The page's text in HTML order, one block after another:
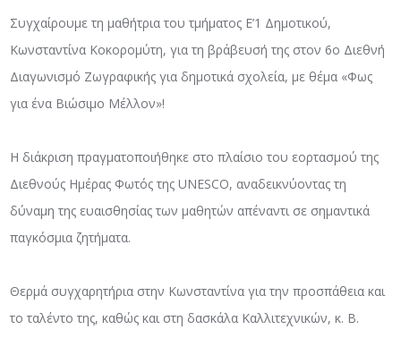
Συγχαίρουμε τη μαθήτρια του τμήματος Ε’1 Δημοτικού,
Κωνσταντίνα Κοκορομύτη, για τη βράβευσή της στον 6ο Διεθνή
Διαγωνισμό Ζωγραφικής για δημοτικά σχολεία, με θέμα «Φως
για ένα Βιώσιμο Μέλλον»!
Η διάκριση πραγματοποιήθηκε στο πλαίσιο του εορτασμού της
Διεθνούς Ημέρας Φωτός της UNESCO, αναδεικνύοντας τη
δύναμη της ευαισθησίας των μαθητών απέναντι σε σημαντικά
παγκόσμια ζητήματα.
Θερμά συγχαρητήρια στην Κωνσταντίνα για την προσπάθεια και
το ταλέντο της, καθώς και στη δασκάλα Καλλιτεχνικών, κ. Β.